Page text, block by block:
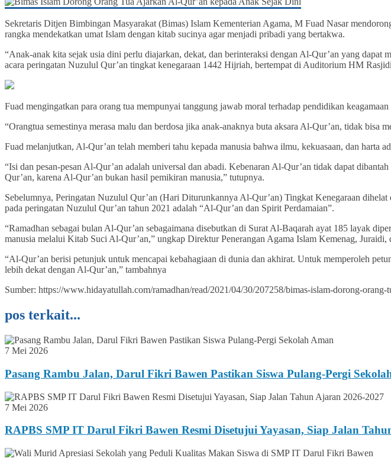
Sekretaris Ditjen Bimbingan Masyarakat (Bimas) Islam Kementerian Agama, M Fuad Nasar
rangka mendekatkan umat Islam dengan kitab sucinya agar menjadi pribadi yang bertakwa.
“Anak-anak kita sejak usia dini perlu diajarkan, dekat, dan berinteraksi dengan Al-Qur’an yang
acara peringatan Nuzulul Qur’an tingkat kenegaraan 1442 Hijriah, bertempat di Auditorium HM
Fuad mengingatkan para orang tua mempunyai tanggung jawab moral terhadap pendidikan
“Orangtua semestinya merasa malu dan berdosa jika anak-anaknya buta aksara Al-Qur’an, tidak bisa
Fuad melanjutkan, Al-Qur’an telah memberi tahu kepada manusia bahwa ilmu, kekuasaan, dan harta
“Isi dan pesan-pesan Al-Qur’an adalah universal dan abadi. Kebenaran Al-Qur’an tidak dapat
Qur’an, karena Al-Qur’an bukan hasil pemikiran manusia,” tutupnya.
Sebelumnya, Peringatan Nuzulul Qur’an (Hari Diturunkannya Al-Qur’an) Tingkat Kenegaraan
pada peringatan Nuzulul Qur’an tahun 2021 adalah “Al-Qur’an dan Spirit Perdamaian”.
“Ramadhan sebagai bulan Al-Qur’an sebagaimana disebutkan di Surat Al-Baqarah ayat 185 layak
manusia melalui Kitab Suci Al-Qur’an,” ungkap Direktur Penerangan Agama Islam Kemenag,
“Al-Qur’an berisi petunjuk untuk mencapai kebahagiaan di dunia dan akhirat. Untuk memperoleh
lebih dekat dengan Al-Qur’an,” tambahnya
Sumber: https://www.hidayatullah.com/ramadhan/read/2021/04/30/207258/bimas-islam-dorong-
pos terkait...
7 Mei 2026
Pasang Rambu Jalan, Darul Fikri Bawen Pastikan Siswa Pulang-Pergi
7 Mei 2026
RAPBS SMP IT Darul Fikri Bawen Resmi Disetujui Yayasan, Siap Jalan